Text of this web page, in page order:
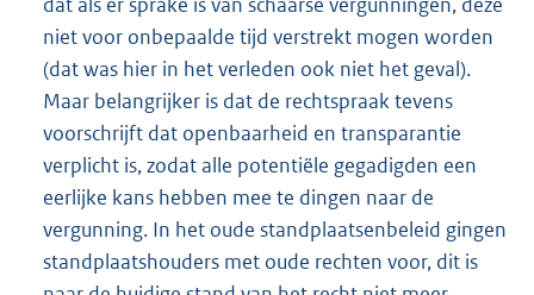
niet voor onbepaalde tijd verstrekt mogen worden
(dat was hier in het verleden ook niet het geval).
Maar belangrijker is dat de rechtspraak tevens
voorschrijft dat openbaarheid en transparantie
verplicht is, zodat alle potentiële gegadigden een
eerlijke kans hebben mee te dingen naar de
vergunning. In het oude standplaatsenbeleid gingen
standplaatshouders met oude rechten voor, dit is